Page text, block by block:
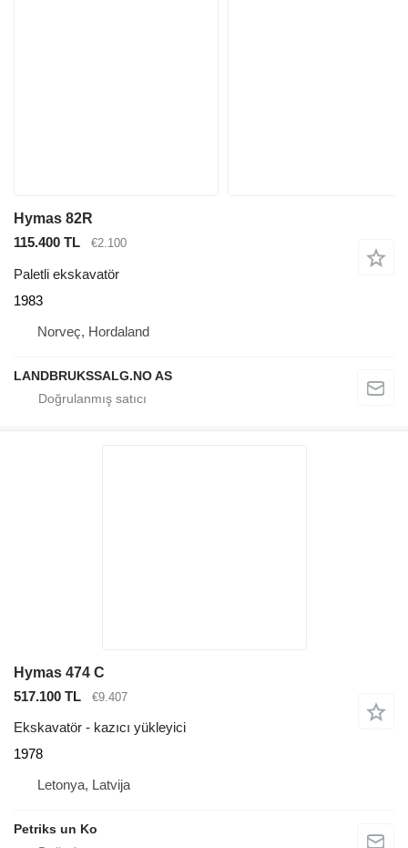
Hymas 82R
115.400 TL
€2.100
Paletli ekskavatör
1983
Norveç, Hordaland
LANDBRUKSSALG.NO AS
Hymas 474 C
517.100 TL
€9.407
Ekskavatör - kazıcı yükleyici
1978
Letonya, Latvija
Petriks un Ko